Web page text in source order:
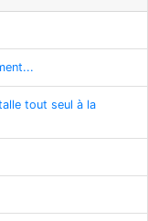
tout seul à la